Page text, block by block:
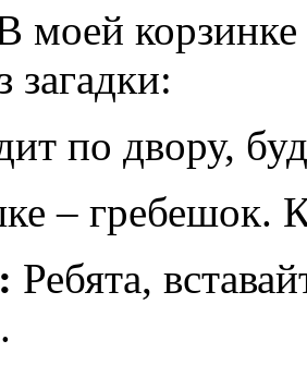
моей корзинке
загадки:
по двору,
– гребешок.
Ребята,